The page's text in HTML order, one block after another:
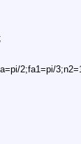
2;fa1=pi/